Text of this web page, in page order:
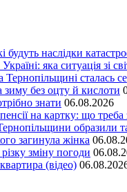
наслідки
яка ситуація зі
сталась
зиму без оцту й кислоти
знати 06.08.2026
на картку: що треба
образили
загинула жінка
зміну погоди
(відео)